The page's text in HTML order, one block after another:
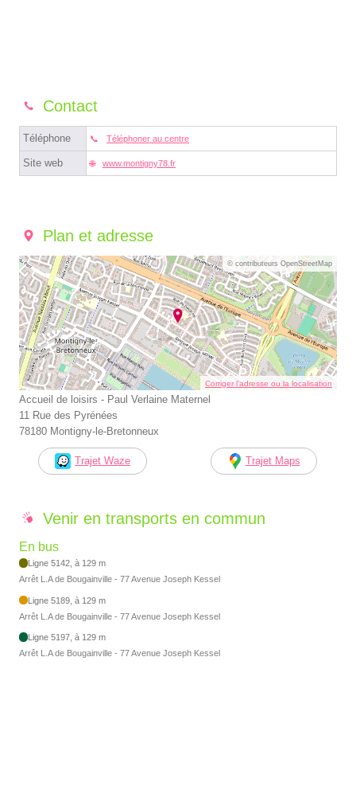
Contact
Téléphone Téléphoner au centre
Site web www.montigny78.fr
Plan et adresse
© contributeurs OpenStreetMap
Corriger l’adresse ou la localisation
Accueil de loisirs - Paul Verlaine Maternel
11 Rue des Pyrénées
78180 Montigny-le-Bretonneux
Trajet Waze Trajet Maps
Venir en transports en commun
En bus
Ligne 5142, à 129 m
Arrêt L.A de Bougainville - 77 Avenue Joseph Kessel
Ligne 5189, à 129 m
Arrêt L.A de Bougainville - 77 Avenue Joseph Kessel
Ligne 5197, à 129 m
Arrêt L.A de Bougainville - 77 Avenue Joseph Kessel